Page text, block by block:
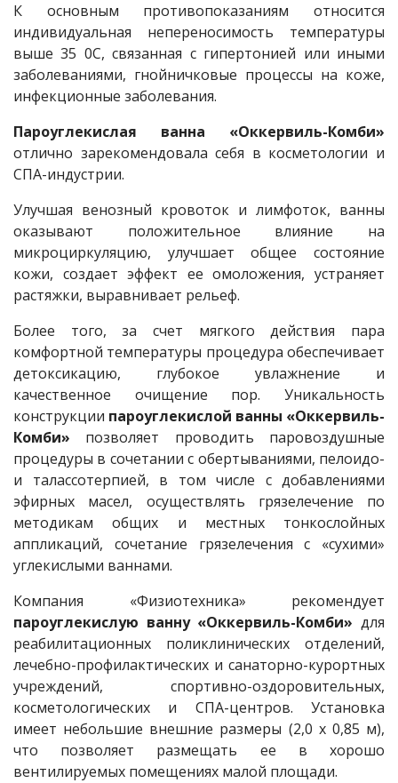
К основным противопоказаниям относится
индивидуальная непереносимость температуры
выше 35 0С, связанная с гипертонией или иными
заболеваниями, гнойничковые процессы на коже,
инфекционные заболевания.
Пароуглекислая ванна «Оккервиль-Комби»
отлично зарекомендовала себя в косметологии и
СПА-индустрии.
Улучшая венозный кровоток и лимфоток, ванны
оказывают положительное влияние на
микроциркуляцию, улучшает общее состояние
кожи, создает эффект ее омоложения, устраняет
растяжки, выравнивает рельеф.
Более того, за счет мягкого действия пара
комфортной температуры процедура обеспечивает
детоксикацию, глубокое увлажнение и
качественное очищение пор. Уникальность
конструкции пароуглекислой ванны «Оккервиль-
Комби» позволяет проводить паровоздушные
процедуры в сочетании с обертываниями, пелоидо-
и талассотерпией, в том числе с добавлениями
эфирных масел, осуществлять грязелечение по
методикам общих и местных тонкослойных
аппликаций, сочетание грязелечения с «сухими»
углекислыми ваннами.
Компания «Физиотехника» рекомендует
пароуглекислую ванну «Оккервиль-Комби» для
реабилитационных поликлинических отделений,
лечебно-профилактических и санаторно-курортных
учреждений, спортивно-оздоровительных,
косметологических и СПА-центров. Установка
имеет небольшие внешние размеры (2,0 х 0,85 м),
что позволяет размещать ее в хорошо
вентилируемых помещениях малой площади.